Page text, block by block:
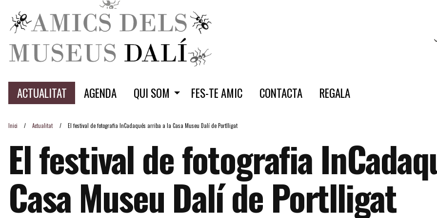
ACTUALITAT AGENDA QUI SOM FES-TE AMIC CONTACTA REGALA
Inici Actualitat El festival de fotografia InCadaqués arriba a la Casa Museu Dalí de Portlligat
El festival de fotografia
Casa Museu Dalí de Portlligat